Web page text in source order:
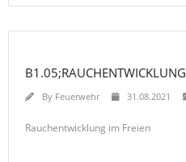
By Feuerwehr 31.08.2021
Rauchentwicklung im Freien